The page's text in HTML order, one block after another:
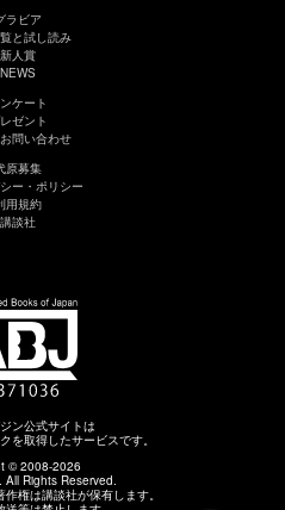
ラビア
と試し読み
新人賞
NEWS
ケート
ゼント
問い合わせ
原募集
ー・ポリシー
用規約
講談社
ン公式サイトは
を取得したサービスです。
© 2008-2026
Rights Reserved.
権は講談社が保有します。